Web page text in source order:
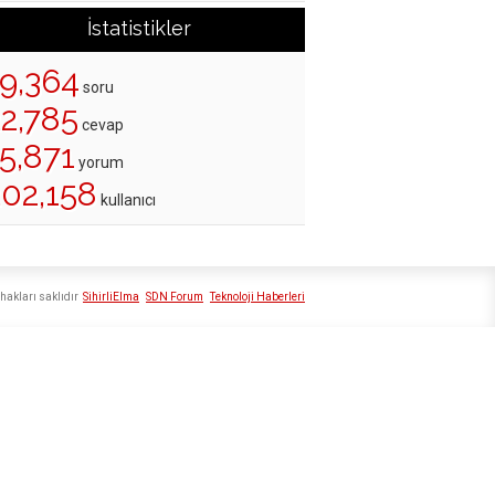
İstatistikler
soru
cevap
yorum
kullanıcı
SihirliElma SDN Forum Teknoloji Haberleri
saklıdır